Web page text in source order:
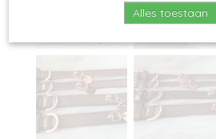
Alles toestaan